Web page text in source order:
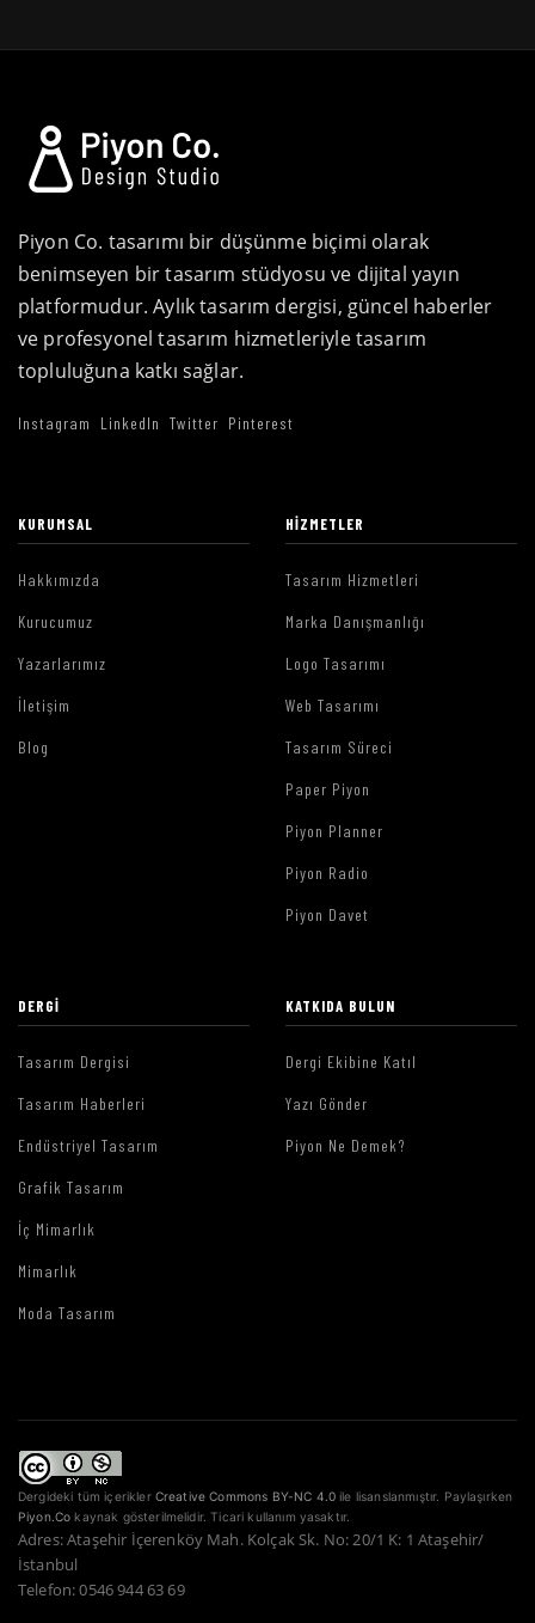
Piyon Co. tasarımı bir düşünme biçimi olarak
benimseyen bir tasarım stüdyosu ve dijital yayın
platformudur. Aylık tasarım dergisi, güncel haberler
ve profesyonel tasarım hizmetleriyle tasarım
topluluğuna katkı sağlar.
Instagram LinkedIn Twitter Pinterest
KURUMSAL
Hakkımızda
Kurucumuz
Yazarlarımız
İletişim
Blog
HIZMETLER
Tasarım Hizmetleri
Marka Danışmanlığı
Logo Tasarımı
Web Tasarımı
Tasarım Süreci
Paper Piyon
Piyon Planner
Piyon Radio
Piyon Davet
DERGI
Tasarım Dergisi
Tasarım Haberleri
Endüstriyel Tasarım
Grafik Tasarım
İç Mimarlık
Mimarlık
Moda Tasarım
KATKIDA BULUN
Dergi Ekibine Katıl
Yazı Gönder
Piyon Ne Demek?
Dergideki tüm içerikler Creative Commons BY-NC 4.0 ile lisanslanmıştır. Paylaşırken
Piyon.Co kaynak gösterilmelidir. Ticari kullanım yasaktır.
Adres: Ataşehir İçerenköy Mah. Kolçak Sk. No: 20/1 K: 1 Ataşehir/
İstanbul
Telefon: 0546 944 63 69